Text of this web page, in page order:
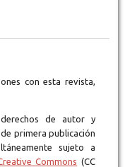
con esta revista,
de autor y
primera publicación
sujeto a
Commons (CC